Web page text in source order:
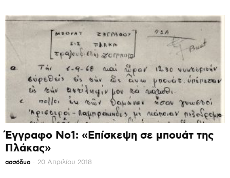
Έγγραφο Νο1: «Επίσκεψη σε μπουάτ της
Πλάκας»
ασσόδυο - 20 Απριλίου 2018